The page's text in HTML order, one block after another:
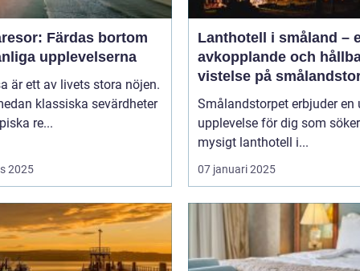
Färdas bortom
upplevelserna
är ett av livets stora nöjen.
klassiska sevärdheter
re...
2025
Lanthotell i småland –
avkopplande och
vistelse på
Smålandstorpet erbjuder en
upplevelse för dig som
mysigt lanthotell i...
07 januari 2025